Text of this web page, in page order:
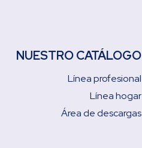
NUESTRO CATÁLOGO
Línea profesional
Línea hogar
Área de descargas